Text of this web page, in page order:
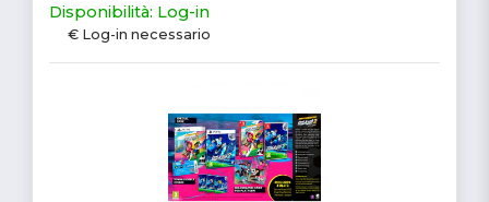
Disponibilità: Log-in
€ Log-in necessario